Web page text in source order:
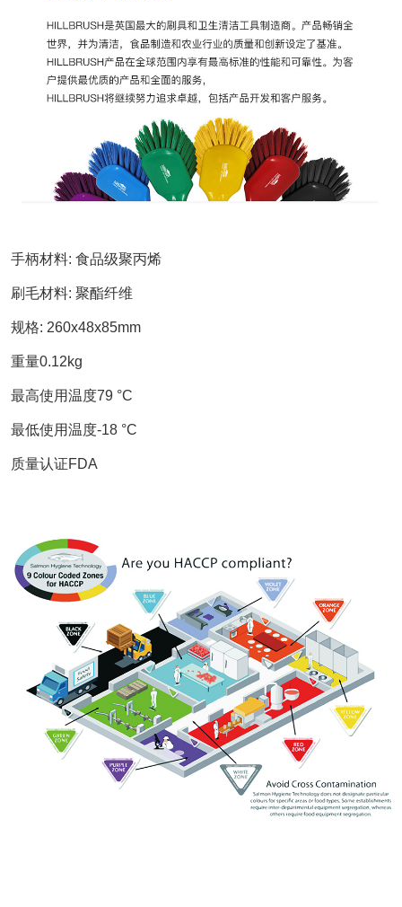
手柄材料: 食品级聚丙烯
刷毛材料: 聚酯纤维
规格: 260x48x85mm
重量0.12kg
最高使用温度79 °C
最低使用温度-18 °C
质量认证FDA